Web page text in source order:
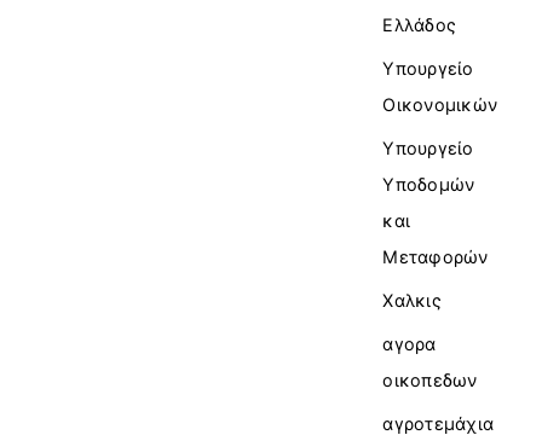
Ελλάδος
Υπουργείο
Οικονομικών
Υπουργείο
Υποδομών
και
Μεταφορών
Χαλκις
αγορα
οικοπεδων
αγροτεμάχια